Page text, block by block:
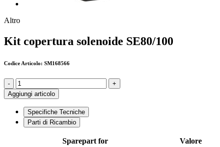
Altro
Kit copertura solenoide SE80/100
Codice Articolo: SM168566
-
+
Aggiungi articolo
Specifiche Tecniche
Parti di Ricambio
Sparepart for Valore